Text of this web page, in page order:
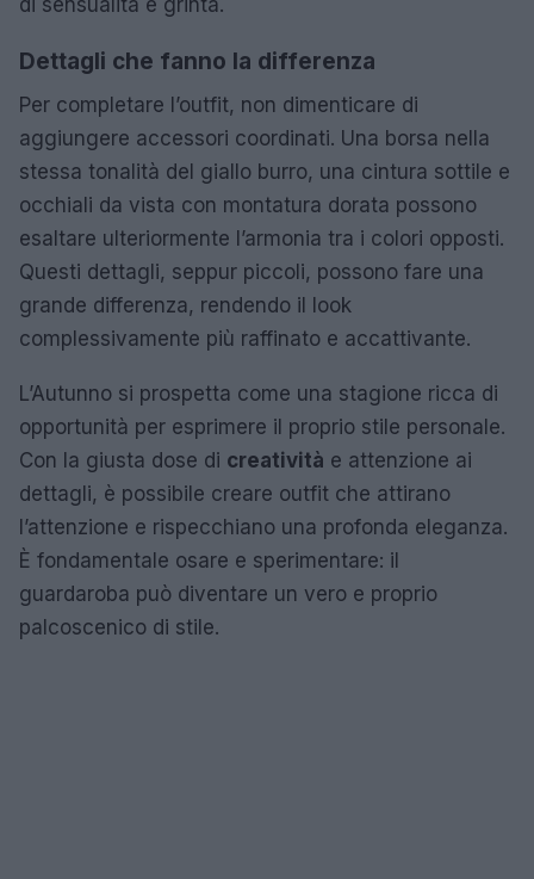
Dettagli che fanno la differenza
Per completare l’outfit, non dimenticare di
aggiungere accessori coordinati. Una borsa nella
stessa tonalità del giallo burro, una cintura sottile e
occhiali da vista con montatura dorata possono
esaltare ulteriormente l’armonia tra i colori opposti.
Questi dettagli, seppur piccoli, possono fare una
grande differenza, rendendo il look
complessivamente più raffinato e accattivante.
L’Autunno si prospetta come una stagione ricca di
opportunità per esprimere il proprio stile personale.
Con la giusta dose di creatività e attenzione ai
dettagli, è possibile creare outfit che attirano
l’attenzione e rispecchiano una profonda eleganza.
È fondamentale osare e sperimentare: il
guardaroba può diventare un vero e proprio
palcoscenico di stile.